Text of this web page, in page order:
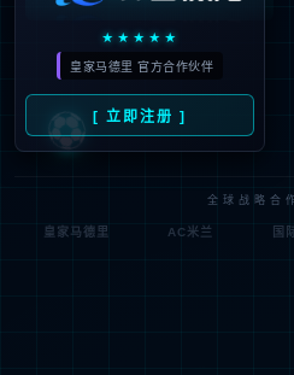
公司要闻
党工团风采